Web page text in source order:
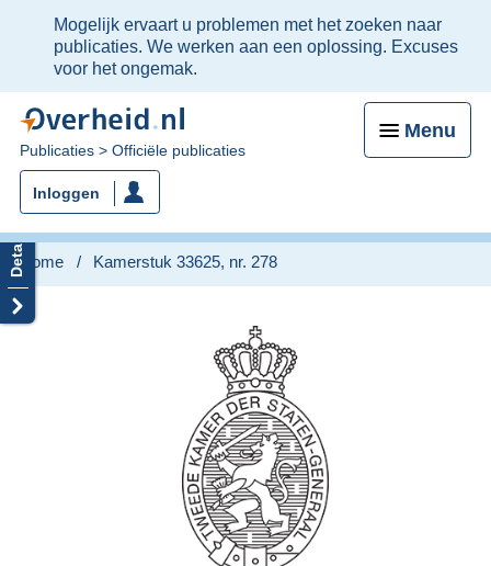
Ter
informatie:
Mogelijk ervaart u problemen met het zoeken naar
publicaties. We werken aan een oplossing. Excuses
voor het ongemak.
Menu
U
bent
nu
hier:
Publicaties Officiële publicaties
Inloggen
Home Kamerstuk 33625, nr. 278